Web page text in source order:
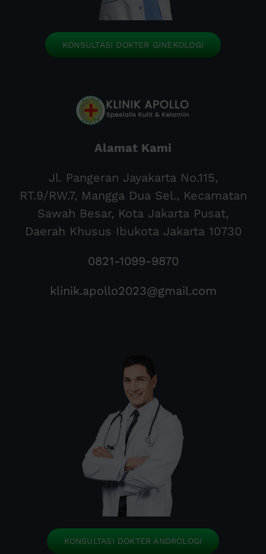
KONSULTASI DOKTER GINEKOLOGI
Alamat Kami
Jl. Pangeran Jayakarta No.115,
RT.9/RW.7, Mangga Dua Sel., Kecamatan
Sawah Besar, Kota Jakarta Pusat,
Daerah Khusus Ibukota Jakarta 10730
0821-1099-9870
klinik.apollo2023@gmail.com
KONSULTASI DOKTER ANDROLOGI